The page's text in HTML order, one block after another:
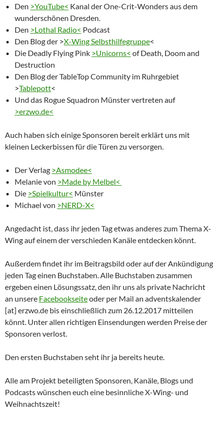
Den >YouTube< Kanal der One-Crit-Wonders aus dem
wunderschönen Dresden.
Den >Lothal Radio< Podcast
Den Blog der >X-Wing Selbsthilfegruppe<
Die Deadly Flying Pink >Unicorns< of Death, Doom and
Destruction
Den Blog der TableTop Community im Ruhrgebiet
>Tablepott<
Und das Rogue Squadron Münster vertreten auf
>erzwo.de<
Auch haben sich einige Sponsoren bereit erklärt uns mit
kleinen Leckerbissen für die Türen zu versorgen.
Der Verlag >Asmodee<
Melanie von >Made by Melbel<
Die >Spielkultur< Münster
Michael von >NERD-X<
Angedacht ist, dass ihr jeden Tag etwas anderes zum Thema X-
Wing auf einem der verschieden Kanäle entdecken könnt.
Außerdem findet ihr im Beitragsbild oder auf der Ankündigung
jeden Tag einen Buchstaben. Alle Buchstaben zusammen
ergeben einen Lösungssatz, den ihr uns als private Nachricht
an unsere Facebookseiteoder per Mail an adventskalender
[at] erzwo.de bis einschließlich zum 26.12.2017 mitteilen
könnt. Unter allen richtigen Einsendungen werden Preise der
Sponsoren verlost.
Den ersten Buchstaben seht ihr ja bereits heute.
Alle am Projekt beteiligten Sponsoren, Kanäle, Blogs und
Podcasts wünschen euch eine besinnliche X-Wing- und
Weihnachtszeit!